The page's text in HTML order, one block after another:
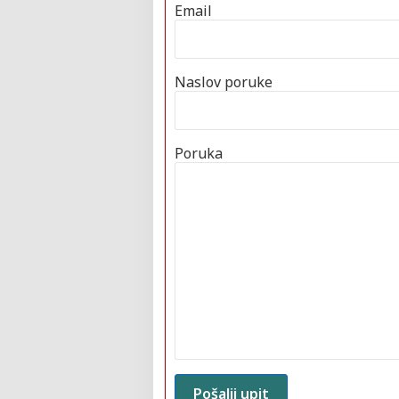
Email
Naslov poruke
Poruka